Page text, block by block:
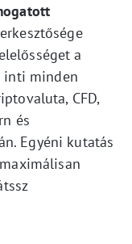
a
inti minden
CFD,
és
Egyéni kutatás